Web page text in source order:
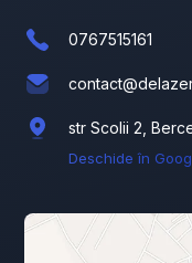
0767515161
str Scolii 2,
Deschide în